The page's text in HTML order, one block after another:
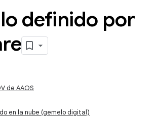
definido por
de AAOS
en la nube (gemelo digital)